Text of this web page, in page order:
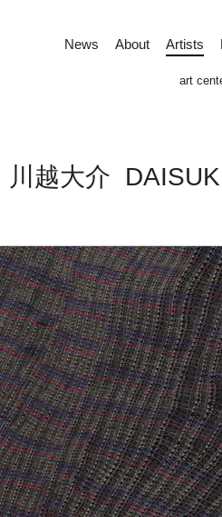
News About Artists
art
川越大介